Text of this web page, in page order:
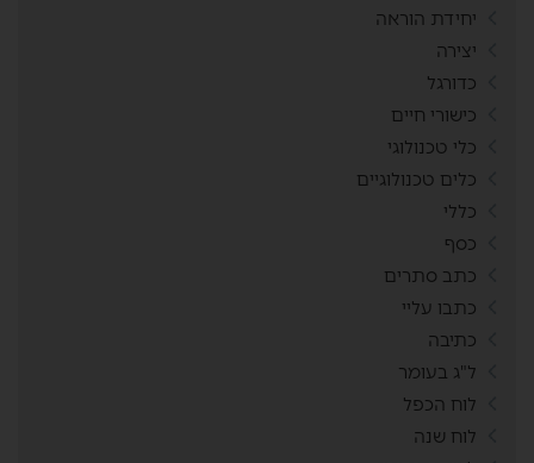
יחידת הוראה
יצירה
כדורגל
כישורי חיים
כלי טכנולוגי
כלים טכנולוגיים
כללי
כסף
כתב סתרים
כתבו עליי
כתיבה
ל"ג בעומר
לוח הכפל
לוח שנה